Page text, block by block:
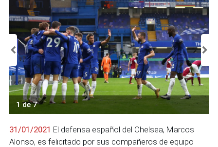
1 de 7
31/01/2021 El defensa español del Chelsea, Marcos
Alonso, es felicitado por sus compañeros de equipo